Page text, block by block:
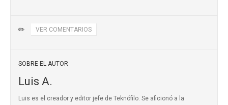
✏️ VER COMENTARIOS
SOBRE EL AUTOR
Luis A.
Luis es el creador y editor jefe de Teknófilo. Se aficionó a la